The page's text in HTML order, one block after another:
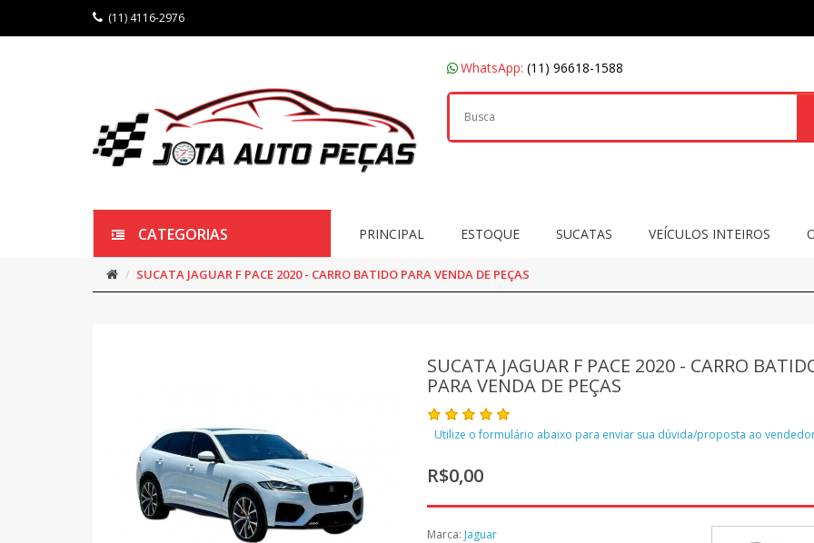
(11) 4116-2976
WhatsApp: (11) 96618-1588
CATEGORIAS PRINCIPAL ESTOQUE SUCATAS VEÍCULOS INTEIROS
SUCATA JAGUAR F PACE 2020 - CARRO BATIDO PARA VENDA DE PEÇAS
SUCATA JAGUAR F PACE 2020 - CARRO
PARA VENDA DE PEÇAS
Utilize o formulário abaixo para enviar sua dúvida/proposta ao
R$0,00
Marca: Jaguar